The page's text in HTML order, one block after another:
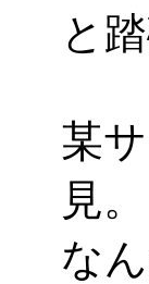
と
某
見。
な